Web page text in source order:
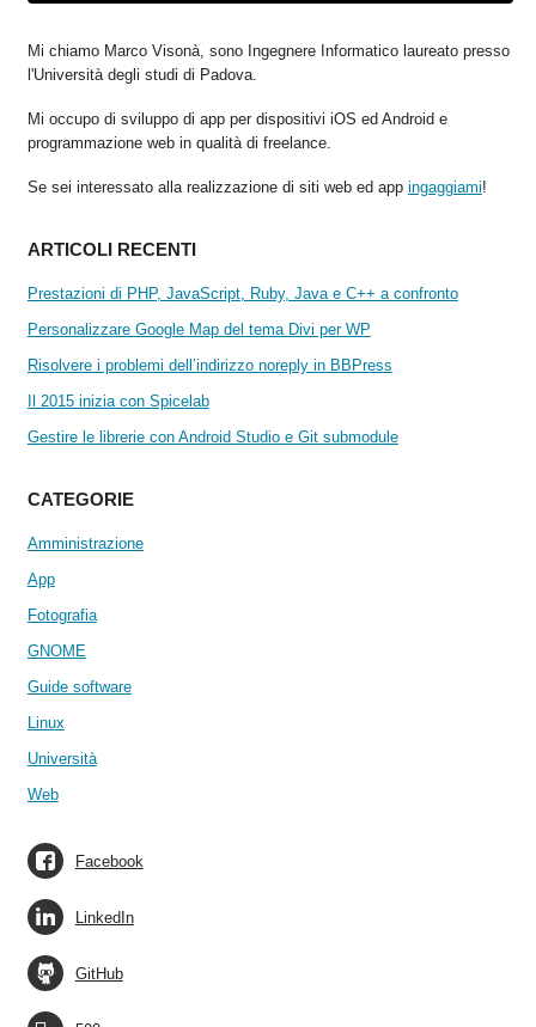
Mi chiamo Marco Visonà, sono Ingegnere Informatico laureato presso
l'Università degli studi di Padova.
Mi occupo di sviluppo di app per dispositivi iOS ed Android e
programmazione web in qualità di freelance.
Se sei interessato alla realizzazione di siti web ed app ingaggiami!
ARTICOLI RECENTI
Prestazioni di PHP, JavaScript, Ruby, Java e C++ a confronto
Personalizzare Google Map del tema Divi per WP
Risolvere i problemi dell’indirizzo noreply in BBPress
Il 2015 inizia con Spicelab
Gestire le librerie con Android Studio e Git submodule
CATEGORIE
Amministrazione
App
Fotografia
GNOME
Guide software
Linux
Università
Web
Facebook
LinkedIn
GitHub